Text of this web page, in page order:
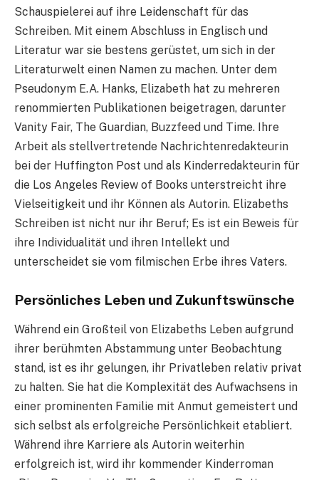
Schauspielerei auf ihre Leidenschaft für das
Schreiben. Mit einem Abschluss in Englisch und
Literatur war sie bestens gerüstet, um sich in der
Literaturwelt einen Namen zu machen. Unter dem
Pseudonym E.A. Hanks, Elizabeth hat zu mehreren
renommierten Publikationen beigetragen, darunter
Vanity Fair, The Guardian, Buzzfeed und Time. Ihre
Arbeit als stellvertretende Nachrichtenredakteurin
bei der Huffington Post und als Kinderredakteurin für
die Los Angeles Review of Books unterstreicht ihre
Vielseitigkeit und ihr Können als Autorin. Elizabeths
Schreiben ist nicht nur ihr Beruf; Es ist ein Beweis für
ihre Individualität und ihren Intellekt und
unterscheidet sie vom filmischen Erbe ihres Vaters.
Persönliches Leben und Zukunftswünsche
Während ein Großteil von Elizabeths Leben aufgrund
ihrer berühmten Abstammung unter Beobachtung
stand, ist es ihr gelungen, ihr Privatleben relativ privat
zu halten. Sie hat die Komplexität des Aufwachsens in
einer prominenten Familie mit Anmut gemeistert und
sich selbst als erfolgreiche Persönlichkeit etabliert.
Während ihre Karriere als Autorin weiterhin
erfolgreich ist, wird ihr kommender Kinderroman